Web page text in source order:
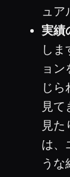
ュア
実績
し
ョ
じ
見
見
は、
うな